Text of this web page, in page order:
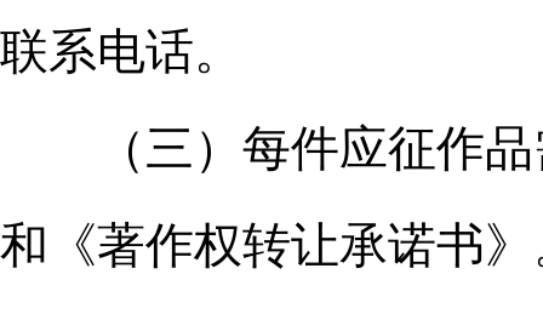
联系电话。
（三）每件应征作品
和《著作权转让承诺书